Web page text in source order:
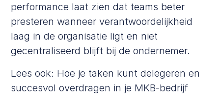
performance laat zien dat teams beter
presteren wanneer verantwoordelijkheid
laag in de organisatie ligt en niet
gecentraliseerd blijft bij de ondernemer.
Lees ook: Hoe je taken kunt delegeren en
succesvol overdragen in je MKB-bedrijf